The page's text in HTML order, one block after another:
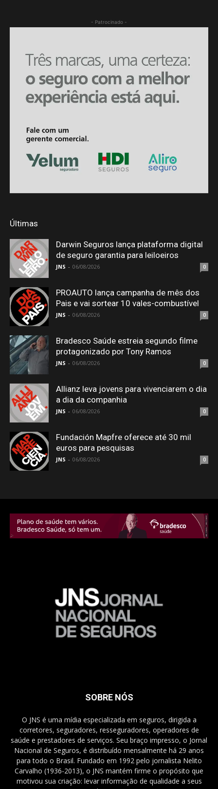
- Patrocinado -
Últimas
Darwin Seguros lança plataforma digital
de seguro garantia para leiloeiros
JNS - 06/08/2026 0
PROAUTO lança campanha de mês dos
Pais e vai sortear 10 vales-combustível
JNS - 06/08/2026 0
Bradesco Saúde estreia segundo filme
protagonizado por Tony Ramos
JNS - 06/08/2026 0
Allianz leva jovens para vivenciarem o dia
a dia da companhia
JNS - 06/08/2026 0
Fundación Mapfre oferece até 30 mil
euros para pesquisas
JNS - 06/08/2026 0
SOBRE NÓS
O JNS é uma mídia especializada em seguros, dirigida a
corretores, seguradores, resseguradores, operadores de
saúde e prestadores de serviços. Seu braço impresso, o Jornal
Nacional de Seguros, é distribuído mensalmente há 29 anos
para todo o Brasil. Fundado em 1992 pelo jornalista Nelito
Carvalho (1936-2013), o JNS mantém firme o propósito que
motivou sua criação: levar informação de qualidade a seus